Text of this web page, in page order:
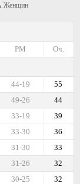
Женщин
Оч.
РМ
55
44-19
44
49-26
39
33-19
36
33-30
33
31-30
32
31-26
32
30-25